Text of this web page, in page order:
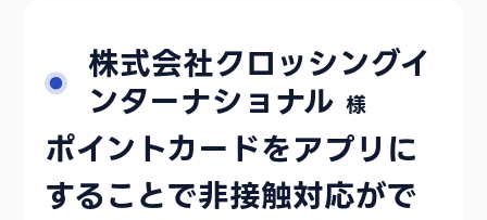
株式会社クロッシングイ
ンターナショナル様
ポイントカードをアプリに
することで非接触対応がで